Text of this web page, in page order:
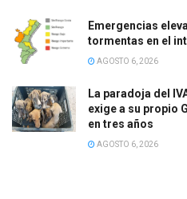
Emergencias
tormentas en el
AGOSTO 6, 2026
La paradoja del
exige a su propio
en tres años
AGOSTO 6, 2026